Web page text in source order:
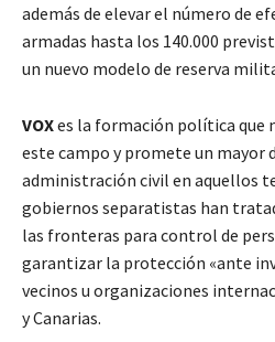
además de elevar el número de
armadas hasta los 140.000
un nuevo modelo de reserva
VOXes la formación política que
este campo y promete un mayor
administración civil en aquellos
gobiernos separatistas han
las fronteras para control de
garantizar la protección «ante
vecinos u organizaciones
y Canarias.